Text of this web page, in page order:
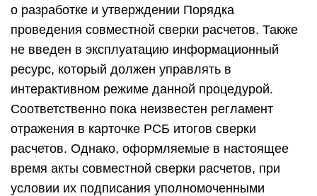
о разработке и утверждении Порядка
проведения совместной сверки расчетов. Также
не введен в эксплуатацию информационный
ресурс, который должен управлять в
интерактивном режиме данной процедурой.
Соответственно пока неизвестен регламент
отражения в карточке РСБ итогов сверки
расчетов. Однако, оформляемые в настоящее
время акты совместной сверки расчетов, при
условии их подписания уполномоченными